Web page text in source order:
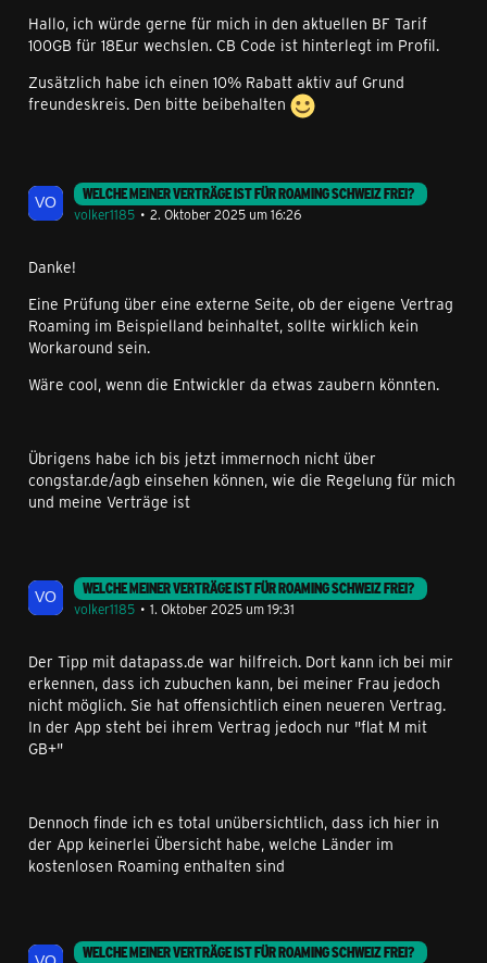
Hallo, ich würde gerne für mich in den aktuellen BF Tarif
100GB für 18Eur wechslen. CB Code ist hinterlegt im Profil.
Zusätzlich habe ich einen 10% Rabatt aktiv auf Grund
freundeskreis. Den bitte beibehalten
WELCHE MEINER VERTRÄGE IST FÜR ROAMING SCHWEIZ FREI?
volker1185
2. Oktober 2025 um 16:26
Danke!
Eine Prüfung über eine externe Seite, ob der eigene Vertrag
Roaming im Beispielland beinhaltet, sollte wirklich kein
Workaround sein.
Wäre cool, wenn die Entwickler da etwas zaubern könnten.
Übrigens habe ich bis jetzt immernoch nicht über
congstar.de/agb einsehen können, wie die Regelung für mich
und meine Verträge ist
WELCHE MEINER VERTRÄGE IST FÜR ROAMING SCHWEIZ FREI?
volker1185
1. Oktober 2025 um 19:31
Der Tipp mit datapass.de war hilfreich. Dort kann ich bei mir
erkennen, dass ich zubuchen kann, bei meiner Frau jedoch
nicht möglich. Sie hat offensichtlich einen neueren Vertrag.
In der App steht bei ihrem Vertrag jedoch nur "flat M mit
GB+"
Dennoch finde ich es total unübersichtlich, dass ich hier in
der App keinerlei Übersicht habe, welche Länder im
kostenlosen Roaming enthalten sind
WELCHE MEINER VERTRÄGE IST FÜR ROAMING SCHWEIZ FREI?